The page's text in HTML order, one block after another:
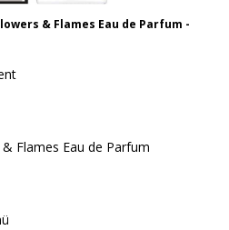
& Flames Eau de Parfum -
Flames Eau de Parfum